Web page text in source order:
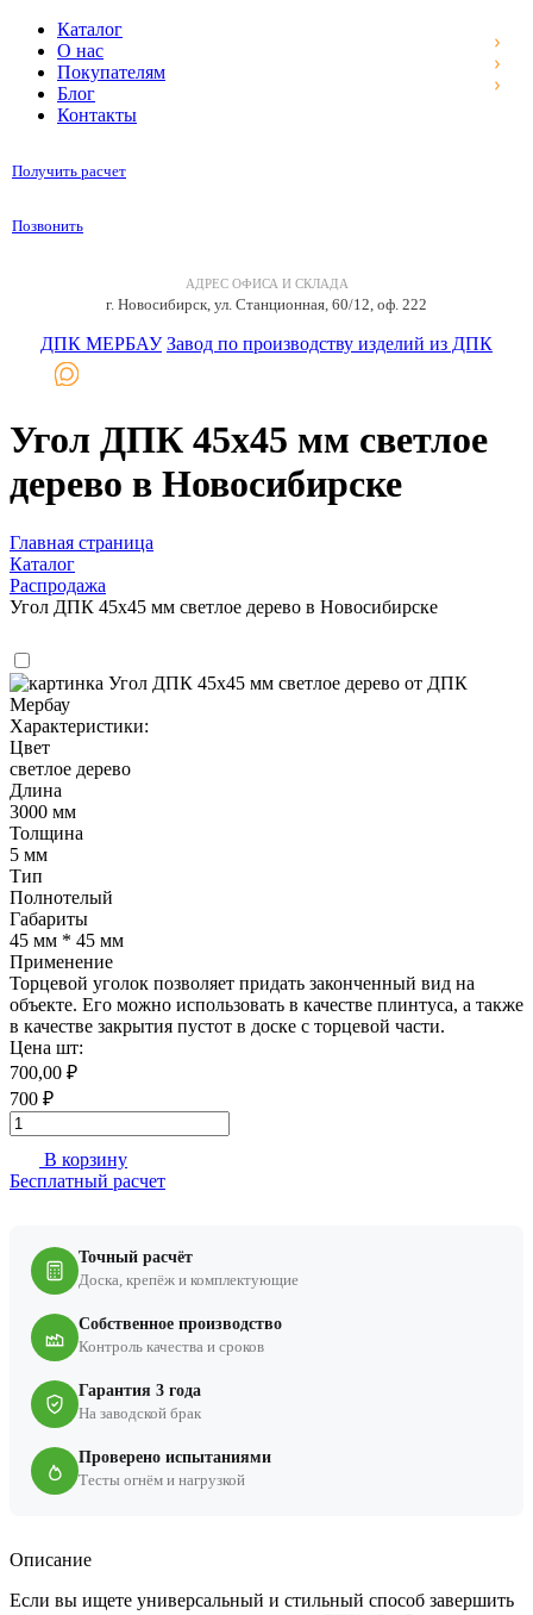
Каталог
О нас
Покупателям
Блог
Контакты
Получить расчет
Позвонить
АДРЕС ОФИСА И СКЛАДА
г. Новосибирск, ул. Станционная, 60/12, оф. 222
ДПК МЕРБАУ Завод по производству изделий из ДПК
Угол ДПК 45x45 мм светлое
дерево в Новосибирске
Главная страница
Каталог
Распродажа
Угол ДПК 45x45 мм светлое дерево в Новосибирске
Характеристики:
Цвет
светлое дерево
Длина
3000 мм
Толщина
5 мм
Тип
Полнотелый
Габариты
45 мм * 45 мм
Применение
Торцевой уголок позволяет придать законченный вид на
объекте. Его можно использовать в качестве плинтуса, а также
в качестве закрытия пустот в доске с торцевой части.
Цена шт:
700,00 ₽
700 ₽
В корзину
Бесплатный расчет
Точный расчёт
Доска, крепёж и комплектующие
Собственное производство
Контроль качества и сроков
Гарантия 3 года
На заводской брак
Проверено испытаниями
Тесты огнём и нагрузкой
Описание
Если вы ищете универсальный и стильный способ завершить